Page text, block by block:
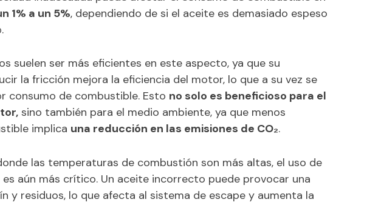
1% a un 5%, dependiendo de si el aceite es demasiado espeso
suelen ser más eficientes en este aspecto, ya que su
la fricción mejora la eficiencia del motor, lo que a su vez se
consumo de combustible. Esto no solo es beneficioso para el
sino también para el medio ambiente, ya que menos
implica una reducción en las emisiones de CO₂.
las temperaturas de combustión son más altas, el uso de
aún más crítico. Un aceite incorrecto puede provocar una
y residuos, lo que afecta al sistema de escape y aumenta la